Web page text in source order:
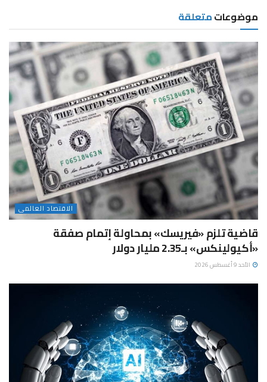
موضوعاتمتعلقة
الاقتصاد العالمى
قاضية تلزم «فيريسك» بمحاولة إتمام صفقة
«أكيولينكس» بـ2.35 مليار دولار
الأحد 9 أغسطس 2026